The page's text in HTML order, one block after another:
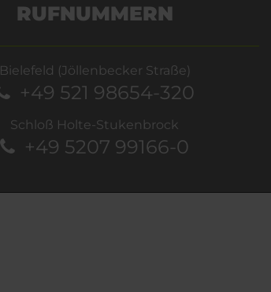
RUFNUMMERN
Bielefeld (Jöllenbecker Straße)
+49 521 98654-320
Schloß Holte-Stukenbrock
+49 5207 99166-0